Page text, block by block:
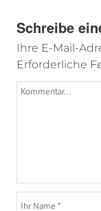
Schreibe
Ihre E-Mail-
Erforderliche